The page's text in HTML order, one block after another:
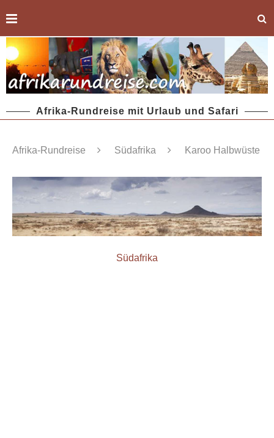
Afrika-Rundreise mit Urlaub und Safari
Afrika-Rundreise Südafrika Karoo Halbwüste
Südafrika